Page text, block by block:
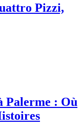
Pizzi,
Palerme : Où